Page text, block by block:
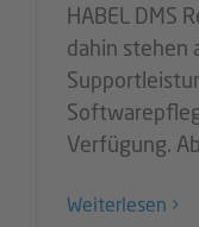
HABEL DMS
dahin stehen
Verfügung.
Weiterlesen